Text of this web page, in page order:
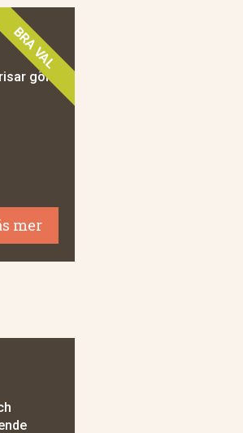
BRA VAL
gör
mer